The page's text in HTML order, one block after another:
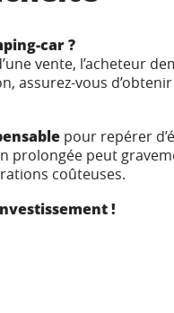
car ?
vente, l’acheteur
assurez-vous
pour repérer
prolongée peut
coûteuses.
!